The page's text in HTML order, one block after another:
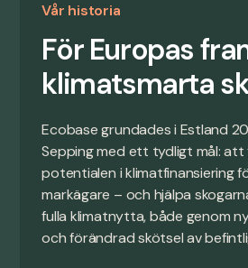
Vår historia
För Europas
klimatsmarta
Ecobase grundades i Estland
Sepping med ett tydligt mål: att
potentialen i klimatfinansiering
markägare – och hjälpa
fulla klimatnytta, både genom
och förändrad skötsel av